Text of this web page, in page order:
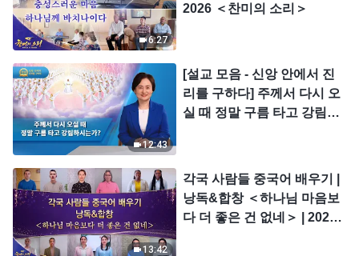
6:27
2026 ＜찬미의 소리＞
12:43
[설교 모음 - 신앙 안에서 진
리를 구하다] 주께서 다시 오
실 때 정말 구름 타고 강림하
13:42
각국 사람들 중국어 배우기 |
낭독&합창 ＜하나님 마음보
다 더 좋은 건 없네＞ | 2026